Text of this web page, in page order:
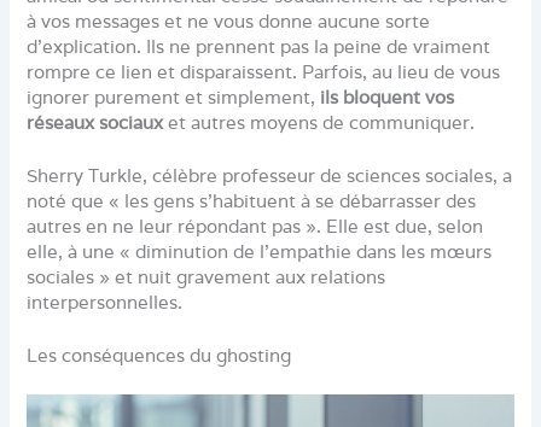
à vos messages et ne vous donne aucune sorte
d’explication. Ils ne prennent pas la peine de vraiment
rompre ce lien et disparaissent. Parfois, au lieu de vous
ignorer purement et simplement, ils bloquent vos
réseaux sociauxet autres moyens de communiquer.
Sherry Turkle, célèbre professeur de sciences sociales, a
noté que « les gens s’habituent à se débarrasser des
autres en ne leur répondant pas ». Elle est due, selon
elle, à une « diminution de l’empathie dans les mœurs
sociales » et nuit gravement aux relations
interpersonnelles.
Les conséquences du ghosting